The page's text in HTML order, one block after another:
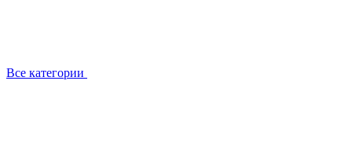
Все категории